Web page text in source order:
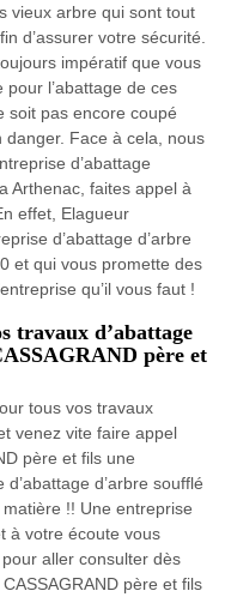
vieux arbre qui sont tout
d’assurer votre sécurité.
impératif que vous
l’abattage de ces
soit pas encore coupé
Face à cela, nous
d’abattage
Arthenac, faites appel à
effet, Elagueur
d’abattage d’arbre
et qui vous promette des
qu’il vous faut !
travaux d’abattage
père et
tous vos travaux
venez vite faire appel
père et fils une
d’arbre soufflé
!! Une entreprise
à votre écoute vous
aller consulter dès
père et fils